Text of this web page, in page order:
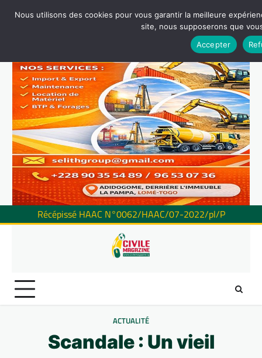
Récépissé HAAC N°0062/HAAC/07-2022/pl/P
ACTUALITÉ
Scandale : Un vieil
Nous utilisons des cookies pour vous garantir la meilleure
site, nous supposerons que
Accepter